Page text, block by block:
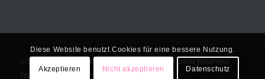
© Copyright - Cakes, Cookies and more -
powered by Enfold WordPress
Theme
Diese Website benutzt Cookies für eine bessere Nutzung.
Akzeptieren Nicht akzeptieren Datenschutz